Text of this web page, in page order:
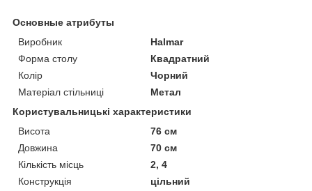
Основные атрибуты
Виробник
Halmar
Форма столу
Квадратний
Колір
Чорний
Матеріал стільниці
Метал
Користувальницькі характеристики
Висота
76 см
Довжина
70 см
Кількість місць
2, 4
Конструкція
цільний